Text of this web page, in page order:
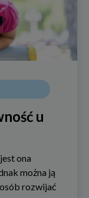
u
ona
można ją
rozwijać